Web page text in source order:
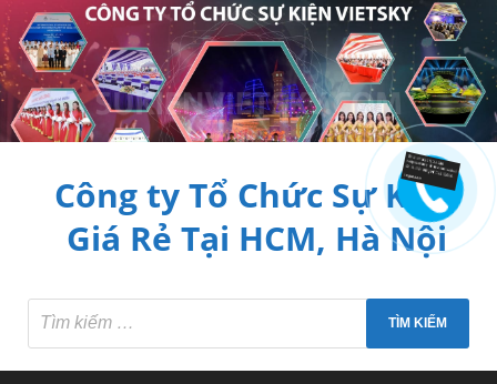
Công ty Tổ Chức Sự Kiện
Giá Rẻ Tại HCM, Hà Nội